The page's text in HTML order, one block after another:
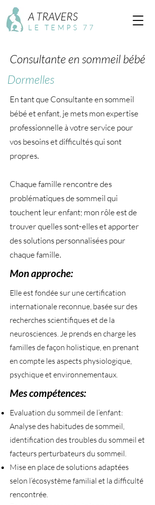
LE TEMPS 77
A TRAVERS
Consultante en sommeil bébé
Dormelles
En tant que Consultante en sommeil
bébé et enfant, je mets mon expertise
professionnelle à votre service pour
vos besoins et difficultés qui sont
propres.
Chaque famille rencontre des
problématiques de sommeil qui
touchent leur enfant; mon rôle est de
trouver quelles sont-elles et apporter
des solutions personnalisées pour
chaque famille.
Mon approche:
Elle est fondée sur une certification
internationale reconnue, basée sur des
recherches scientifiques et de la
neurosciences. Je prends en charge les
familles de façon holistique, en prenant
en compte les aspects physiologique,
psychique et environnementaux.
Mes compétences:
Evaluation du sommeil de l’enfant:
Analyse des habitudes de sommeil,
identification des troubles du sommeil et
facteurs perturbateurs du sommeil.
Mise en place de solutions adaptées
selon l’écosystème familial et la difficulté
rencontrée.